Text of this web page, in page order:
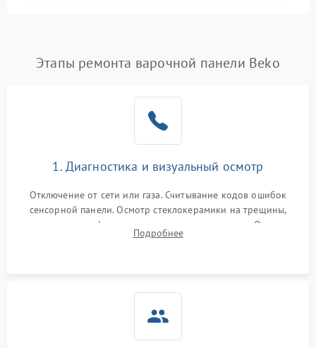
Этапы ремонта варочной панели Beko
1. Диагностика и визуальный осмотр
Отключение от сети или газа. Считывание кодов ошибок
сенсорной панели. Осмотр стеклокерамики на трещины,
проверка конфорок на равномерность нагрева. Опрос
клиента о симптомах (не включается, не видит посуду,
Подробнее